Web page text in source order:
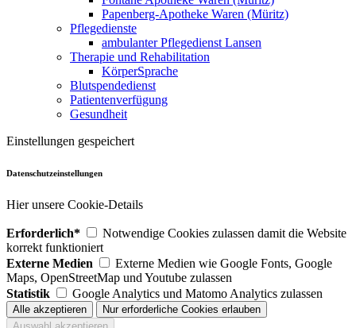
Papenberg-Apotheke Waren (Müritz)
Pflegedienste
ambulanter Pflegedienst Lansen
Therapie und Rehabilitation
KörperSprache
Blutspendedienst
Patientenverfügung
Gesundheit
Einstellungen gespeichert
Datenschutzeinstellungen
Hier unsere Cookie-Details
Erforderlich*
Notwendige Cookies zulassen damit die Website
korrekt funktioniert
Externe Medien
Externe Medien wie Google Fonts, Google
Maps, OpenStreetMap und Youtube zulassen
Statistik
Google Analytics und Matomo Analytics zulassen